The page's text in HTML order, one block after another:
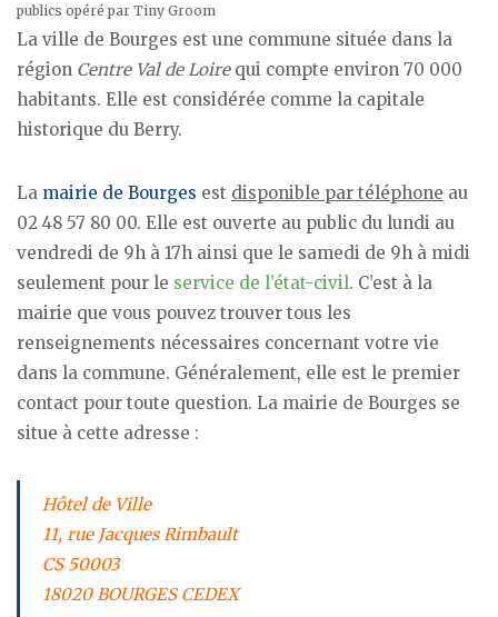
publics opéré par Tiny Groom
La ville de Bourges est une commune située dans la
région Centre Val de Loirequi compte environ 70 000
habitants. Elle est considérée comme la capitale
historique du Berry.
La mairie de Bourges est disponible par téléphone au
02 48 57 80 00. Elle est ouverte au public du lundi au
vendredi de 9h à 17h ainsi que le samedi de 9h à midi
seulement pour le service de l’état-civil. C’est à la
mairie que vous pouvez trouver tous les
renseignements nécessaires concernant votre vie
dans la commune. Généralement, elle est le premier
contact pour toute question. La mairie de Bourges se
situe à cette adresse :
Hôtel de Ville
11, rue Jacques Rimbault
CS 50003
18020 BOURGES CEDEX